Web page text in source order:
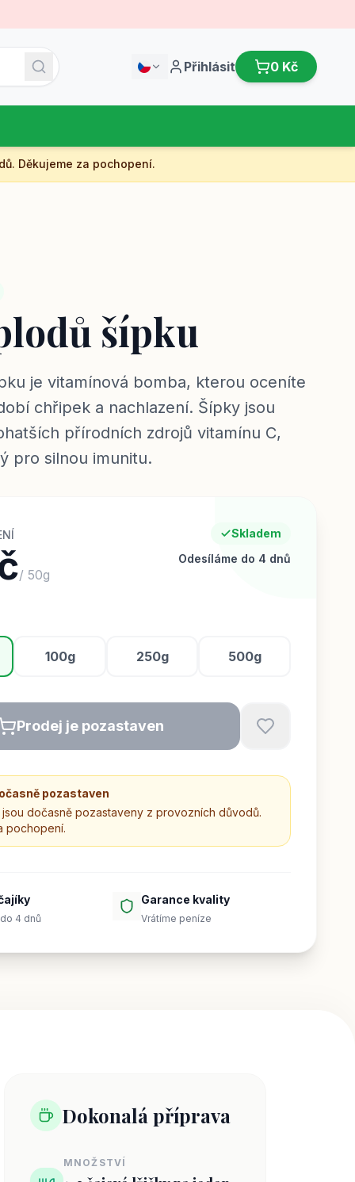
Přihlásit 0 Kč
Děkujeme za pochopení.
šípku
je vitamínová bomba, kterou oceníte
chřipek a nachlazení. Šípky jsou
přírodních zdrojů vitamínu C,
pro silnou imunitu.
/ 50g
Skladem
Odesíláme do 4 dnů
100g 250g 500g
Prodej je pozastaven
pozastaven
dočasně pozastaveny z provozních důvodů.
pochopení.
4 dnů
Garance kvality
Vrátíme peníze
Dokonalá příprava
MNOŽSTVÍ